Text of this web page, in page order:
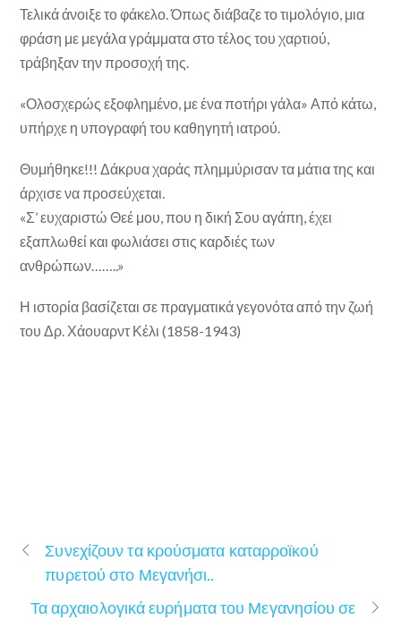
Τελικά άνοιξε το φάκελο. Όπως διάβαζε το τιμολόγιο, μια
φράση με μεγάλα γράμματα στο τέλος του χαρτιού,
τράβηξαν την προσοχή της.
«Ολοσχερώς εξοφλημένο, με ένα ποτήρι γάλα» Από κάτω,
υπήρχε η υπογραφή του καθηγητή ιατρού.
Θυμήθηκε!!! Δάκρυα χαράς πλημμύρισαν τα μάτια της και
άρχισε να προσεύχεται.
«Σ’ ευχαριστώ Θεέ μου, που η δική Σου αγάπη, έχει
εξαπλωθεί και φωλιάσει στις καρδιές των
ανθρώπων……..»
Η ιστορία βασίζεται σε πραγματικά γεγονότα από την ζωή
του Δρ. Χάουαρντ Κέλι (1858-1943)
Συνεχίζουν τα κρούσματα καταρροϊκού
πυρετού στο Μεγανήσι..
Τα αρχαιολογικά ευρήματα του Μεγανησίου σε